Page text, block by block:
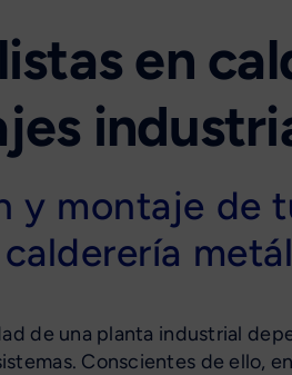
en
y montaje de
de una planta industrial
Conscientes de ello, en